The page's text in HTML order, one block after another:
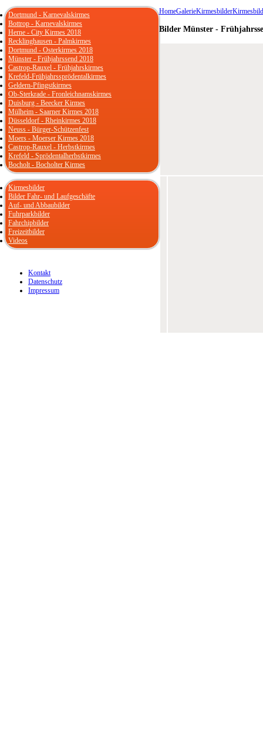
HomeGalerieKirmesbilder
Bilder Münster -
Dortmund - Karnevalskirmes
Bottrop - Karnevalskirmes
Herne - City Kirmes 2018
Recklinghausen - Palmkirmes
Dortmund - Osterkirmes 2018
Münster - Frühjahrssend 2018
Castrop-Rauxel - Frühjahrskirmes
Krefeld-Frühjahrssprödentalkirmes
Geldern-Pfingstkirmes
Ob-Sterkrade - Fronleichnamskirmes
Duisburg - Beecker Kirmes
Mülheim - Saarner Kirmes 2018
Düsseldorf - Rheinkirmes 2018
Neuss - Bürger-Schützenfest
Moers - Moerser Kirmes 2018
Castrop-Rauxel - Herbstkirmes
Krefeld - Sprödentalherbstkirmes
Bocholt - Bocholter Kirmes
Kirmesbilder
Bilder Fahr- und Laufgeschäfte
Auf- und Abbaubilder
Fuhrparkbilder
Fahrchipbilder
Freizeitbilder
Videos
Kontakt
Datenschutz
Impressum